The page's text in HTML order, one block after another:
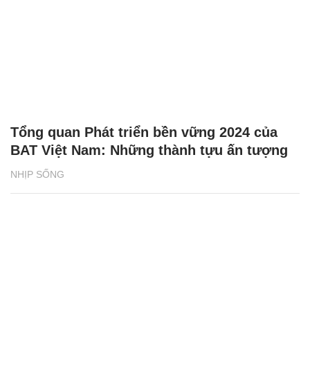
NHỊP SỐNG
Tổng quan Phát triển bền vững 2024 của
BAT Việt Nam: Những thành tựu ấn tượng